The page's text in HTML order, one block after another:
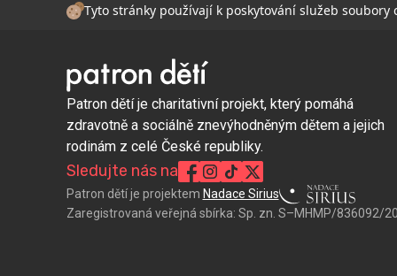
Tyto stránky používají k poskytování služeb
Patron dětí je charitativní projekt, který pomáhá
zdravotně a sociálně znevýhodněným dětem a jejich
rodinám z celé České republiky.
Sledujte nás na
Patron dětí je projektem Nadace Sirius
Zaregistrovaná veřejná sbírka: Sp. zn. S–MHMP/836092/